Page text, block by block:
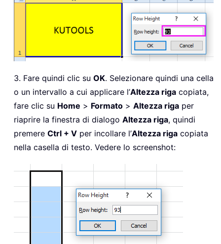
3. Fare quindi clic su OK. Selezionare quindi una cella
o un intervallo a cui applicare l’Altezza riga copiata,
fare clic su Home > Formato > Altezza riga per
riaprire la finestra di dialogo Altezza riga, quindi
premere Ctrl + V per incollare l’Altezza riga copiata
nella casella di testo. Vedere lo screenshot: